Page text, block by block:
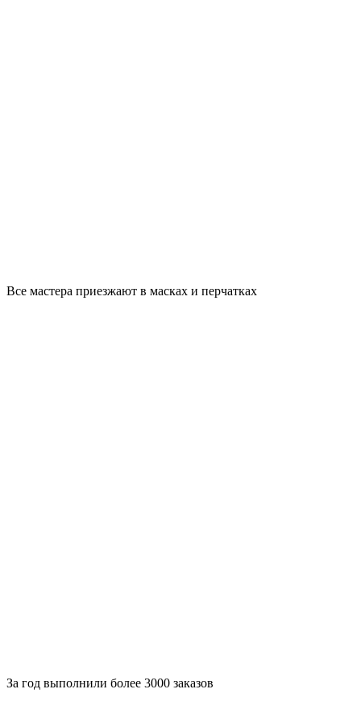
Все мастера приезжают в масках и перчатках
За год выполнили более 3000 заказов